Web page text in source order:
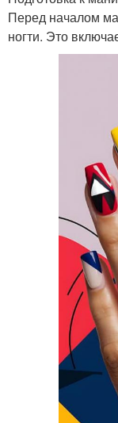
Перед началом
ногти. Это